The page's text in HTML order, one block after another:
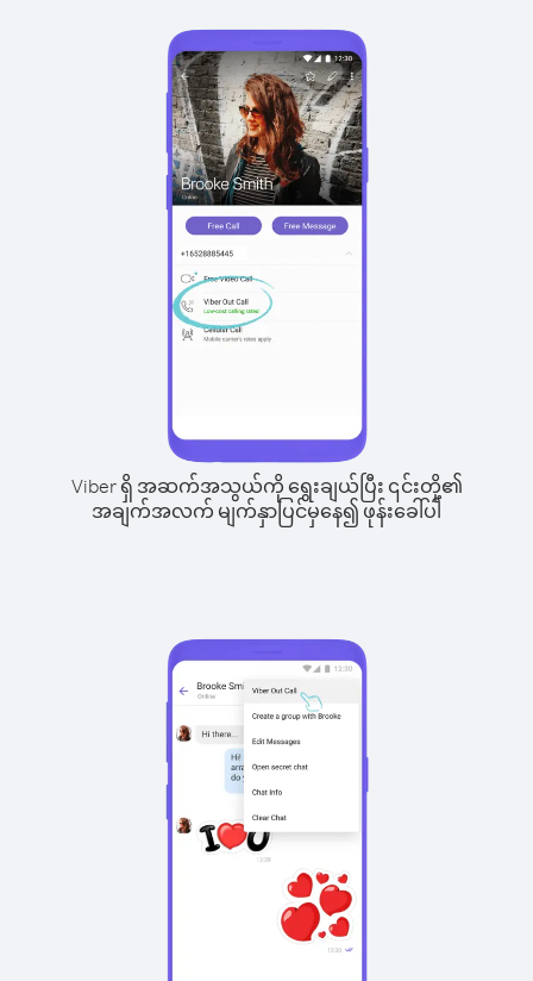
Viber ရှိ အဆက်အသွယ်ကို ရွေးချယ်ပြီး ၎င်းတို့၏
အချက်အလက် မျက်နှာပြင်မှနေ၍ ဖုန်းခေါ်ပါ